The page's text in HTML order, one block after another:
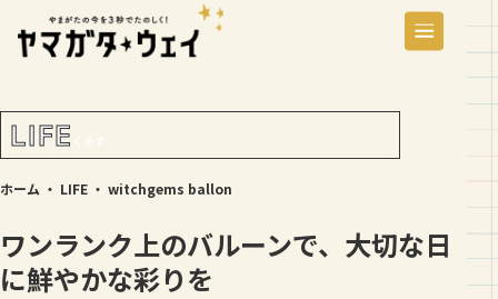
LIFE くらす
ホーム ・ LIFE ・ witchgems ballon
ワンランク上のバルーンで、大切な日
に鮮やかな彩りを